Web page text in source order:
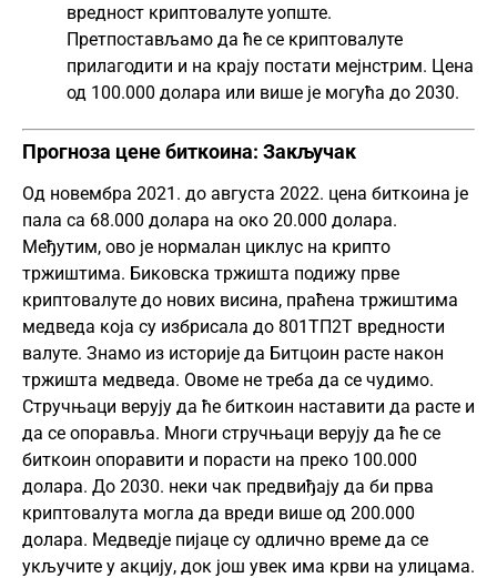
вредност криптовалуте уопште.
Претпостављамо да ће се криптовалуте
прилагодити и на крају постати мејнстрим. Цена
од 100.000 долара или више је могућа до 2030.
Прогноза цене биткоина: Закључак
Од новембра 2021. до августа 2022. цена биткоина је
пала са 68.000 долара на око 20.000 долара.
Међутим, ово је нормалан циклус на крипто
тржиштима. Биковска тржишта подижу прве
криптовалуте до нових висина, праћена тржиштима
медведа која су избрисала до 801ТП2Т вредности
валуте. Знамо из историје да Битцоин расте након
тржишта медведа. Овоме не треба да се чудимо.
Стручњаци верују да ће биткоин наставити да расте и
да се опоравља. Многи стручњаци верују да ће се
биткоин опоравити и порасти на преко 100.000
долара. До 2030. неки чак предвиђају да би прва
криптовалута могла да вреди више од 200.000
долара. Медведје пијаце су одлично време да се
укључите у акцију, док још увек има крви на улицама.